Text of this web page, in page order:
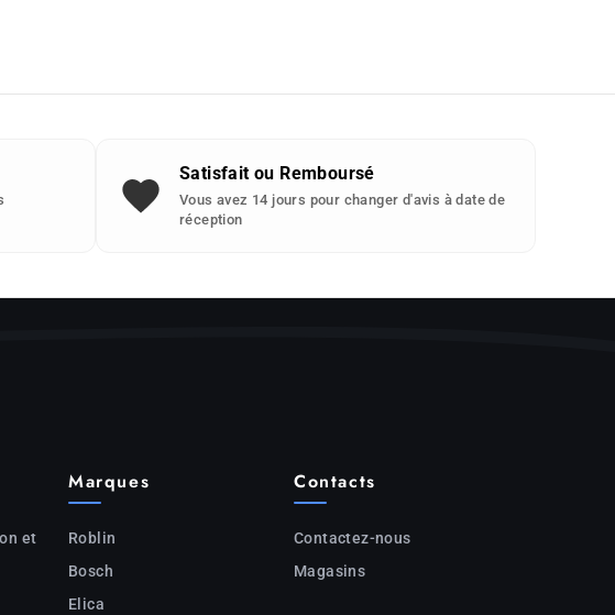
Satisfait ou Remboursé
Vous avez 14 jours pour changer d'avis à date de
réception
et
Marques
Roblin
Bosch
Elica
Contacts
Contactez-nous
Magasins